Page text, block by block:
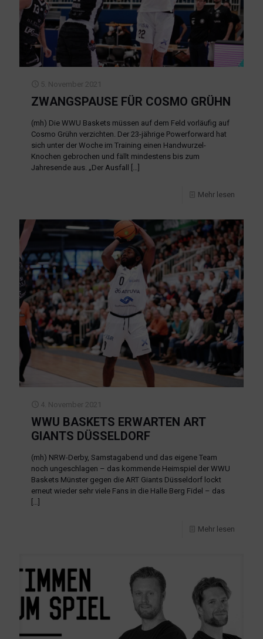
5. November 2021
ZWANGSPAUSE FÜR COSMO GRÜHN
(mh) Die WWU Baskets müssen auf dem Feld vorläufig auf
Cosmo Grühn verzichten. Der 23-jährige Powerforward hat
sich unter der Woche im Training einen Handwurzel-
Knochen gebrochen und fällt mindestens bis zum
Jahresende aus. „Der Ausfall […]
Mehr lesen
4. November 2021
WWU BASKETS ERWARTEN ART
GIANTS DÜSSELDORF
(mh) NRW-Derby, Samstagabend und das eigene Team
noch ungeschlagen – das kommende Heimspiel der WWU
Baskets Münster gegen die ART Giants Düsseldorf lockt
erneut wieder sehr viele Fans in die Halle Berg Fidel – das
[…]
Mehr lesen